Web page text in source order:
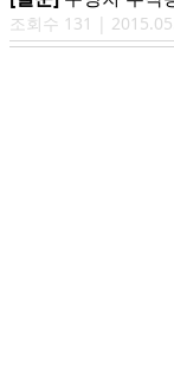
조회수 131 |